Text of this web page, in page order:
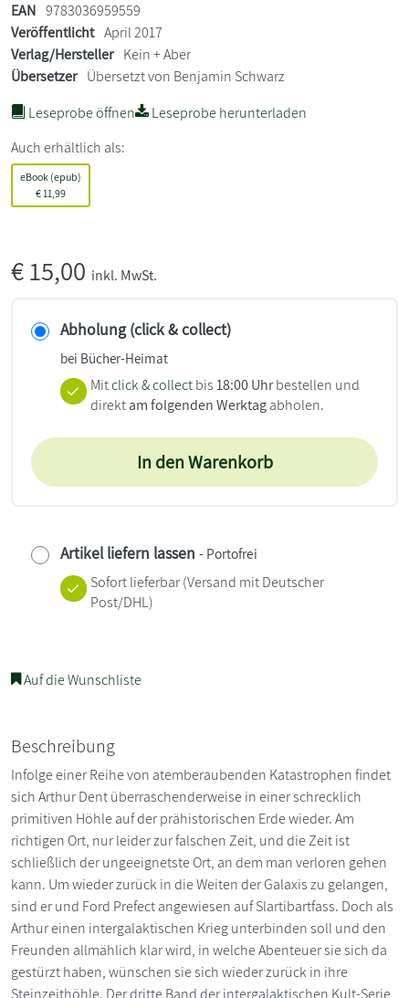
EAN 9783036959559
Veröffentlicht April 2017
Verlag/Hersteller Kein + Aber
Übersetzer Übersetzt von Benjamin Schwarz
Leseprobe öffnen
Leseprobe herunterladen
Auch erhältlich als:
eBook (epub)
€11,99
€15,00 inkl. MwSt.
Abholung (click & collect)
bei Bücher-Heimat
Mitclick & collect bis18:00 Uhrbestellen und
direktam folgenden Werktagabholen.
In den Warenkorb
Artikel liefern lassen - Portofrei
Sofort lieferbar(Versand mit Deutscher
Post/DHL)
Auf die Wunschliste
Beschreibung
Infolge einer Reihe von atemberaubenden Katastrophen findet
sich Arthur Dent überraschenderweise in einer schrecklich
primitiven Höhle auf der prähistorischen Erde wieder. Am
richtigen Ort, nur leider zur falschen Zeit, und die Zeit ist
schließlich der ungeeignetste Ort, an dem man verloren gehen
kann. Um wieder zurück in die Weiten der Galaxis zu gelangen,
sind er und Ford Prefect angewiesen auf Slartibartfass. Doch als
Arthur einen intergalaktischen Krieg unterbinden soll und den
Freunden allmählich klar wird, in welche Abenteuer sie sich da
gestürzt haben, wünschen sie sich wieder zurück in ihre
Steinzeithöhle. Der dritte Band der intergalaktischen Kult-Serie